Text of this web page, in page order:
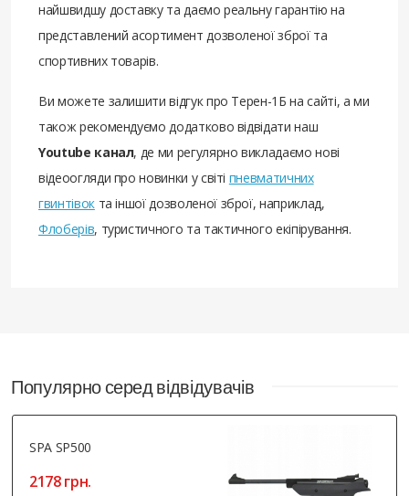
найшвидшу доставку та даємо реальну гарантію на
представлений асортимент дозволеної зброї та
спортивних товарів.
Ви можете залишити відгук про Терен-1Б на сайті, а ми
також рекомендуємо додатково відвідати наш
Youtube канал, де ми регулярно викладаємо нові
відеоогляди про новинки у світі пневматичних
гвинтівокта іншої дозволеної зброї, наприклад,
Флоберів, туристичного та тактичного екіпірування.
Популярно серед відвідувачів
SPA SP500
2178 грн.